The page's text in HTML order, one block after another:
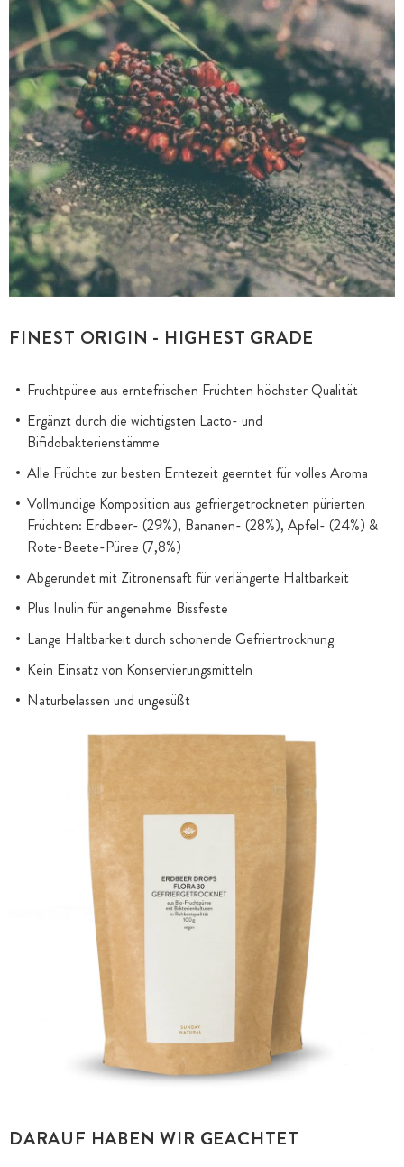
FINEST ORIGIN - HIGHEST GRADE
Fruchtpüree aus erntefrischen Früchten höchster Qualität
Ergänzt durch die wichtigsten Lacto- und
Bifidobakterienstämme
Alle Früchte zur besten Erntezeit geerntet für volles Aroma
Vollmundige Komposition aus gefriergetrockneten pürierten
Früchten: Erdbeer- (29%), Bananen- (28%), Apfel- (24%) &
Rote-Beete-Püree (7,8%)
Abgerundet mit Zitronensaft für verlängerte Haltbarkeit
Plus Inulin für angenehme Bissfeste
Lange Haltbarkeit durch schonende Gefriertrocknung
Kein Einsatz von Konservierungsmitteln
Naturbelassen und ungesüßt
DARAUF HABEN WIR GEACHTET